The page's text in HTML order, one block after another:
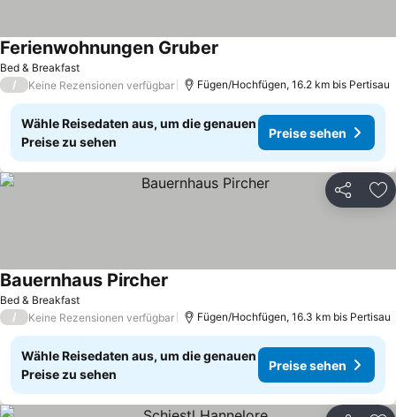
Bed & Breakfast
Ferienwohnungen Gruber
/ Keine Rezensionen verfügbar Fügen/Hochfügen, 16.2 km bis Pertisau
Wähle Reisedaten aus, um die genauen
Preise zu sehen
Preise sehen
Teilen
Bed & Breakfast
Bauernhaus Pircher
/ Keine Rezensionen verfügbar Fügen/Hochfügen, 16.3 km bis Pertisau
Wähle Reisedaten aus, um die genauen
Preise zu sehen
Preise sehen